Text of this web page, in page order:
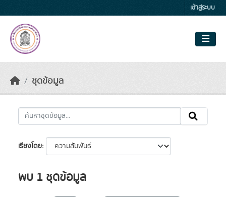
เข้าสู่ระบบ
ชุดข้อมูล
เรียงโดย
พบ 1 ชุดข้อมูล